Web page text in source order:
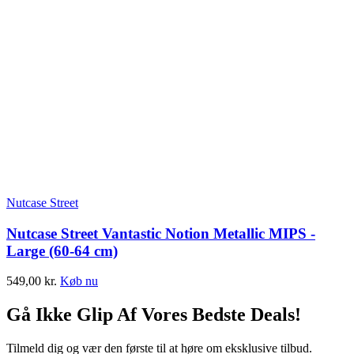
Nutcase Street
Nutcase Street Vantastic Notion Metallic MIPS -
Large (60-64 cm)
549,00 kr. Køb nu
Gå Ikke Glip Af Vores Bedste Deals!
Tilmeld dig og vær den første til at høre om eksklusive tilbud.